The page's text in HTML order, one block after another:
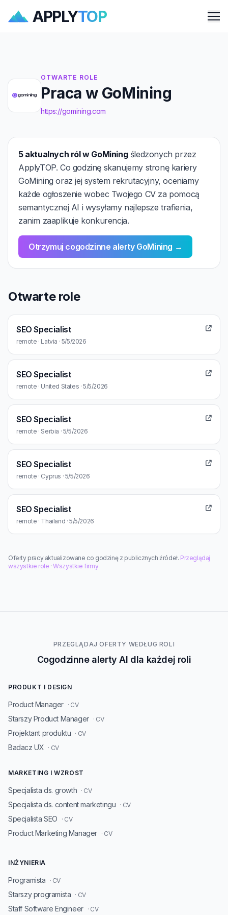
APPLYTOP
OTWARTE ROLE
Praca w GoMining
https://gomining.com
5 aktualnych ról w GoMiningśledzonych przez
ApplyTOP. Co godzinę skanujemy stronę kariery
GoMining oraz jej system rekrutacyjny, oceniamy
każde ogłoszenie wobec Twojego CV za pomocą
semantycznej AI i wysyłamy najlepsze trafienia,
zanim zaaplikuje konkurencja.
Otrzymuj cogodzinne alerty GoMining →
Otwarte role
SEO Specialist
remote · Latvia · 5/5/2026
SEO Specialist
remote · United States · 5/5/2026
SEO Specialist
remote · Serbia · 5/5/2026
SEO Specialist
remote · Cyprus · 5/5/2026
SEO Specialist
remote · Thailand · 5/5/2026
Oferty pracy aktualizowane co godzinę z publicznych źródeł. Przeglądaj
wszystkie role ·Wszystkie firmy
PRZEGLĄDAJ OFERTY WEDŁUG ROLI
Cogodzinne alerty AI dla każdej roli
PRODUKT I DESIGN
Product Manager · CV
Starszy Product Manager · CV
Projektant produktu · CV
Badacz UX · CV
MARKETING I WZROST
Specjalista ds. growth · CV
Specjalista ds. content marketingu · CV
Specjalista SEO · CV
Product Marketing Manager · CV
INŻYNIERIA
Programista · CV
Starszy programista · CV
Staff Software Engineer · CV